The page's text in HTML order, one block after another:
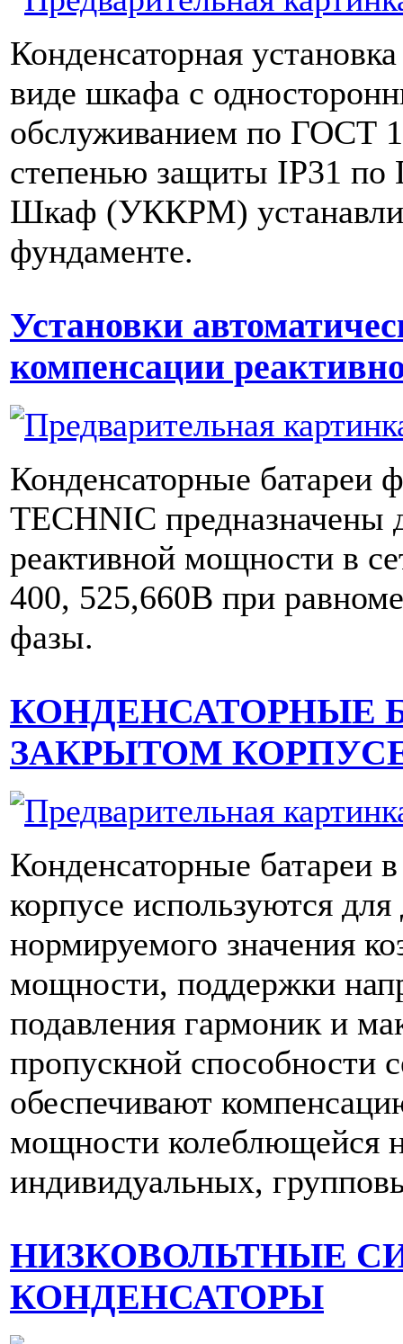
Конденсаторная
виде шкафа с
обслуживанием по ГОСТ
степенью защиты IP31
Шкаф (УККРМ)
фундаменте.
Установки
компенсации
Конденсаторные батареи
TECHNIC предназначены
реактивной мощности в
400, 525,660В при
фазы.
КОНДЕНСАТОРНЫЕ
ЗАКРЫТОМ
Конденсаторные батареи
корпусе используются
нормируемого значения
мощности, поддержки
подавления гармоник и
пропускной способности
обеспечивают
мощности колеблющейся
индивидуальных,
НИЗКОВОЛЬТНЫЕ
КОНДЕНСАТОРЫ